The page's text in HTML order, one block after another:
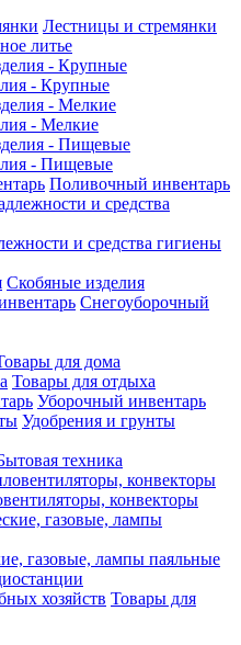
Лестницы и стремянки
литье
- Крупные
- Мелкие
- Пищевые
Поливочный инвентарь
и средства гигиены
Скобяные изделия
Снегоуборочный
для дома
Товары для отдыха
Уборочный инвентарь
Удобрения и грунты
техника
конвекторы
газовые, лампы паяльные
Товары для